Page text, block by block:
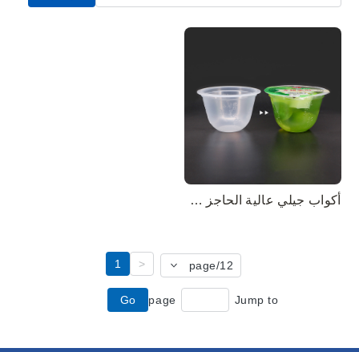
أكواب جيلي عالية الحاجز البلاستيك PP EVOH أكواب تغليف جيلي الفاكهة
12
/page
<
1
Jump to
page
Go